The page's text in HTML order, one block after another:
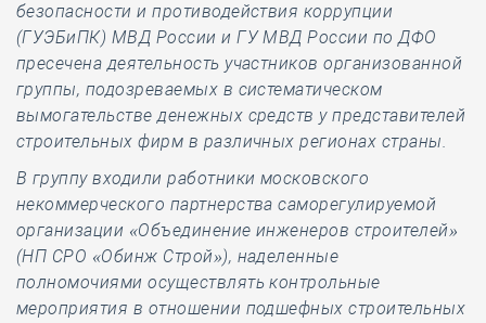
безопасности и противодействия коррупции
(ГУЭБиПК) МВД России и ГУ МВД России по ДФО
пресечена деятельность участников организованной
группы, подозреваемых в систематическом
вымогательстве денежных средств у представителей
строительных фирм в различных регионах страны.
В группу входили работники московского
некоммерческого партнерства саморегулируемой
организации «Объединение инженеров строителей»
(НП СРО «Обинж Строй»), наделенные
полномочиями осуществлять контрольные
мероприятия в отношении подшефных строительных